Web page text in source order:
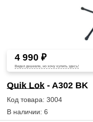
4 990 ₽
Видел дешевле, но хочу купить здесь!
Quik Lok - A302 BK
Код товара: 3004
В наличии: 6